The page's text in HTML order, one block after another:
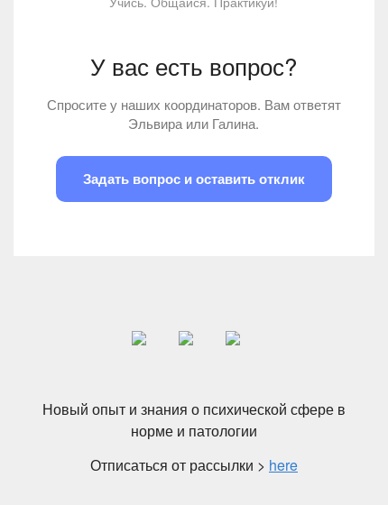
У вас есть вопрос?
Спросите у наших координаторов. Вам ответят
Эльвира или Галина.
Задать вопрос и оставить отклик
Новый опыт и знания о психической сфере в
норме и патологии
Отписаться от рассылки > here